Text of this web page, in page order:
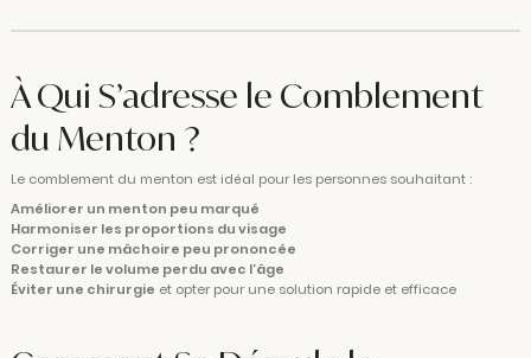
À Qui S’adresse le Comblement
du Menton ?
Le comblement du menton est idéal pour les personnes souhaitant :
Améliorer un menton peu marqué
Harmoniser les proportions du visage
Corriger une mâchoire peu prononcée
Restaurer le volume perdu avec l’âge
Éviter une chirurgie et opter pour une solution rapide et efficace